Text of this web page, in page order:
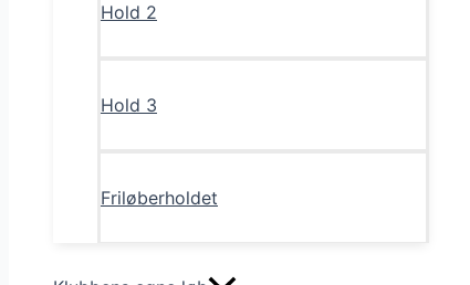
Hold 2
Hold 3
Friløberholdet